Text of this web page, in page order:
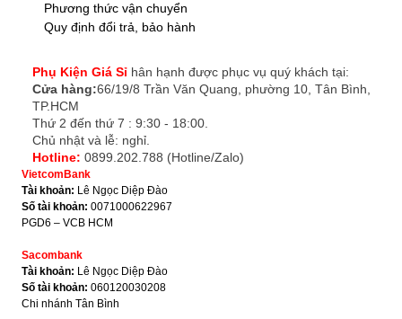
Phương thức vận chuyển
Quy định đổi trả, bảo hành
Phụ Kiện Giá Sỉhân hạnh được phục vụ quý khách tại:
Cửa hàng:66/19/8 Trần Văn Quang, phường 10, Tân Bình,
TP.HCM
Thứ 2 đến thứ 7 : 9:30 - 18:00.
Chủ nhật và lễ: nghỉ.
Hotline: 0899.202.788 (Hotline/Zalo)
VietcomBank
Tài khoản: Lê Ngọc Diệp Đào
Số tài khoản: 0071000622967
PGD6 – VCB HCM
Sacombank
Tài khoản: Lê Ngọc Diệp Đào
Số tài khoản: 060120030208
Chi nhánh Tân Bình